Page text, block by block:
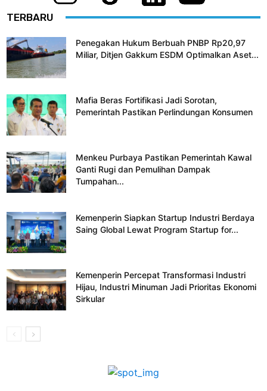
TERBARU
Penegakan Hukum Berbuah PNBP Rp20,97
Miliar, Ditjen Gakkum ESDM Optimalkan Aset...
Mafia Beras Fortifikasi Jadi Sorotan,
Pemerintah Pastikan Perlindungan Konsumen
Menkeu Purbaya Pastikan Pemerintah Kawal
Ganti Rugi dan Pemulihan Dampak
Tumpahan...
Kemenperin Siapkan Startup Industri Berdaya
Saing Global Lewat Program Startup for...
Kemenperin Percepat Transformasi Industri
Hijau, Industri Minuman Jadi Prioritas Ekonomi
Sirkular